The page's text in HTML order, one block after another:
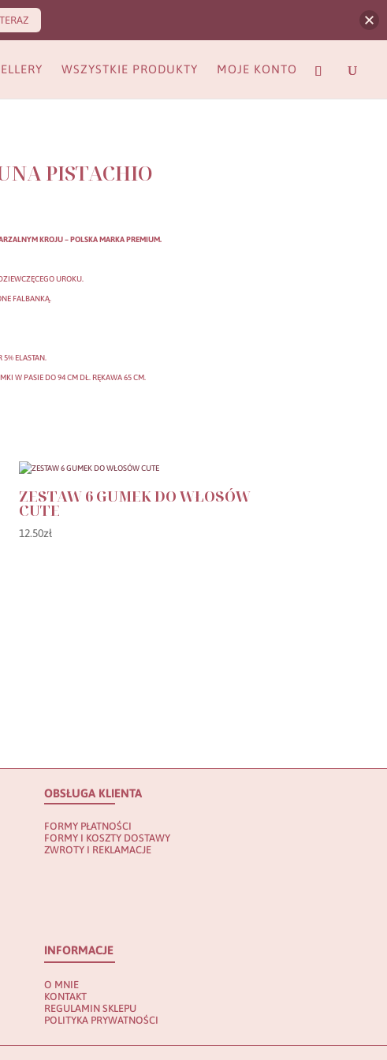
WSZYSTKIE PRODUKTY MOJE KONTO
PISTACHIO
KROJU – POLSKA MARKA PREMIUM.
UROKU.
FALBANKĄ.
ELASTAN.
W PASIE DO 94 CM DŁ. RĘKAWA 65 CM.
ZESTAW 6 GUMEK DO WŁOSÓW
CUTE
12.50zł
OBSŁUGA KLIENTA
FORMY PŁATNOŚCI
FORMY I KOSZTY DOSTAWY
ZWROTY I REKLAMACJE
INFORMACJE
O MNIE
KONTAKT
REGULAMIN SKLEPU
POLITYKA PRYWATNOŚCI